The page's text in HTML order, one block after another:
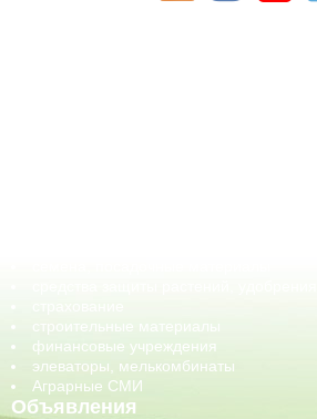
строительные материалы
финансовые учреждения
элеваторы, мелькомбинаты
Аграрные СМИ
Объявления